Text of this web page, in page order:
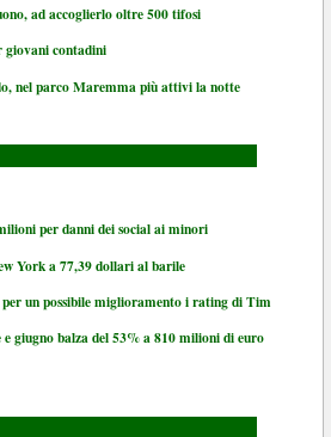
ad accoglierlo oltre 500 tifosi
giovani contadini
nel parco Maremma più attivi la notte
per danni dei social ai minori
York a 77,39 dollari al barile
un possibile miglioramento i rating di Tim
giugno balza del 53% a 810 milioni di euro